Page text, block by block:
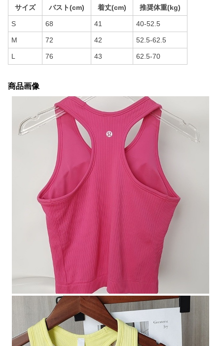
サイズ バスト(cm) 着丈(cm) 推奨体重(kg)
S 68 41 40-52.5
M 72 42 52.5-62.5
L 76 43 62.5-70
商品画像